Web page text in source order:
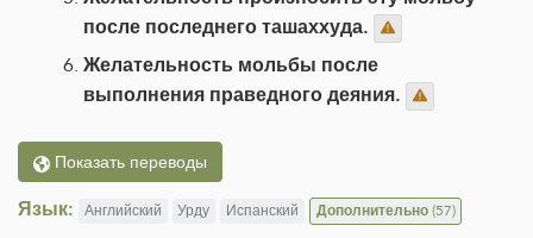
после последнего ташаххуда.
Желательность мольбы после
выполнения праведного деяния.
Показать переводы
Язык: Английский Урду Испанский Дополнительно(57)